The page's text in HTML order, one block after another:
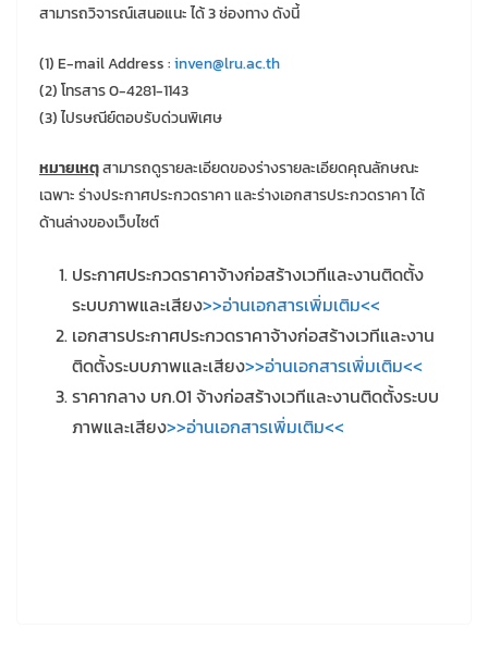
สามารถวิจารณ์เสนอแนะ ได้ 3 ช่องทาง ดังนี้
(1) E-mail Address :inven@lru.ac.th
(2) โทรสาร 0-4281-1143
(3) ไปรษณีย์ตอบรับด่วนพิเศษ
หมายเหตุสามารถดูรายละเอียดของร่างรายละเอียดคุณลักษณะ
เฉพาะ ร่างประกาศประกวดราคา และร่างเอกสารประกวดราคา ได้
ด้านล่างของเว็บไซต์
ประกาศประกวดราคาจ้างก่อสร้างเวทีและงานติดตั้ง
ระบบภาพและเสียง>>อ่านเอกสารเพิ่มเติม<<
เอกสารประกาศประกวดราคาจ้างก่อสร้างเวทีและงาน
ติดตั้งระบบภาพและเสียง>>อ่านเอกสารเพิ่มเติม<<
ราคากลาง บก.01 จ้างก่อสร้างเวทีและงานติดตั้งระบบ
ภาพและเสียง>>อ่านเอกสารเพิ่มเติม<<